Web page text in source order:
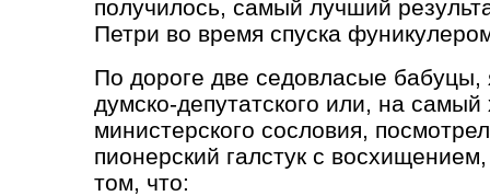
получилось, самый лучший
Петри во время спуска
По дороге две седовласые бабуцы,
думско-депутатского или, на
министерского сословия,
пионерский галстук с
том, что: